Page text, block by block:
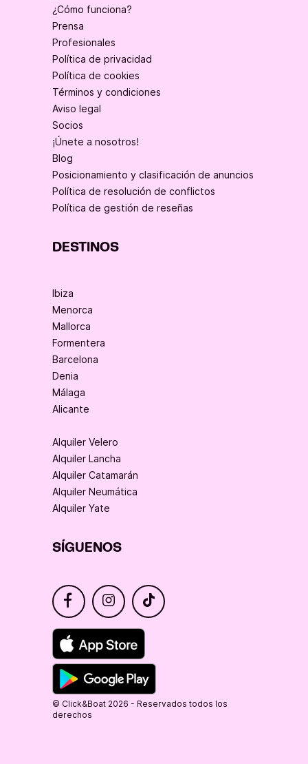
¿Cómo funciona?
Prensa
Profesionales
Política de privacidad
Política de cookies
Términos y condiciones
Aviso legal
Socios
¡Únete a nosotros!
Blog
Posicionamiento y clasificación de anuncios
Política de resolución de conflictos
Política de gestión de reseñas
DESTINOS
Ibiza
Menorca
Mallorca
Formentera
Barcelona
Denia
Málaga
Alicante
Alquiler Velero
Alquiler Lancha
Alquiler Catamarán
Alquiler Neumática
Alquiler Yate
SÍGUENOS
© Click&Boat 2026 - Reservados todos los
derechos